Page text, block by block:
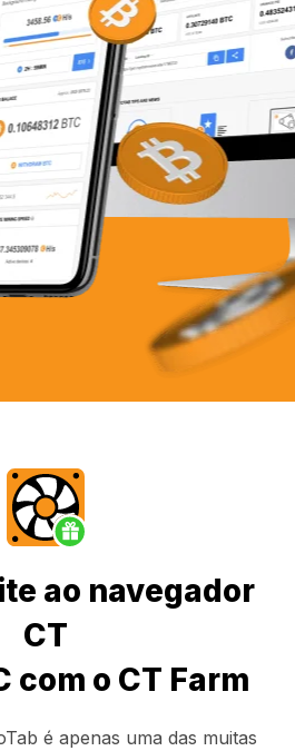
ao navegador
CT
com o CT Farm
é apenas uma das muitas